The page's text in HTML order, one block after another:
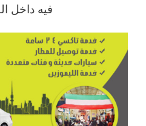
فيه داخل